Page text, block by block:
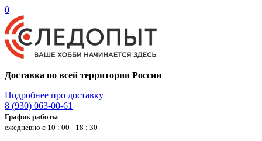
0
Доставка по всей территории России
Подробнее про доставку
8 (930) 063-00-61
График работы
ежедневно с 10 : 00 - 18 : 30